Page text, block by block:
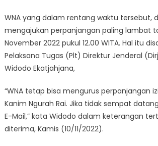
WNA yang dalam rentang waktu tersebut,
mengajukan perpanjangan paling lambat
November 2022 pukul 12.00 WITA. Hal itu
Pelaksana Tugas (Plt) Direktur Jenderal
Widodo Ekatjahjana,
“WNA tetap bisa mengurus perpanjangan
Kanim Ngurah Rai. Jika tidak sempat
E-Mail,” kata Widodo dalam keterangan
diterima, Kamis (10/11/2022).